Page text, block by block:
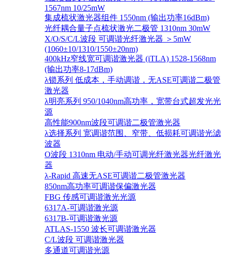
1567nm 10/25mW
集成梳状激光器组件 1550nm (输出功率16dBm)
光纤耦合量子点梳状激光二极管 1310nm 30mW
X/O/S/C/L波段 可调谐光纤激光器 ＞5mW
(1060±10/1310/1550±20nm)
400kHz窄线宽可调谐激光器 (iTLA) 1528-1568nm
(输出功率8-17dBm)
λ锁系列 低成本，手动调谐，无ASE可调谐二极管
激光器
λ明亮系列 950/1040nm高功率，宽带台式超发光光
源
高性能900nm波段可调谐二极管激光器
λ选择系列 宽调谐范围、窄带、低损耗可调谐光滤
波器
O波段 1310nm 电动/手动可调光纤激光器光纤激光
器
λ-Rapid 高速无ASE可调谐二极管激光器
850nm高功率可调谐保偏激光器
FBG 传感可调谐激光光源
6317A-可调谐激光源
6317B-可调谐激光源
ATLAS-1550 波长可调谐激光器
C/L波段 可调谐激光器
多通道可调谐光源